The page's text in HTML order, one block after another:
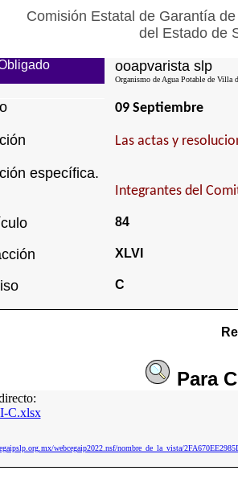
Comisión Estatal de Garantía
del Estado de
ooapvarista slp
Organismo de Agua Potable de Villa
09 Septiembre
Las actas y
específica.
Integrantes del
84
XLVI
C
Para
C.xlsx
webcegaip2022.nsf/nombre_de_la_vista/